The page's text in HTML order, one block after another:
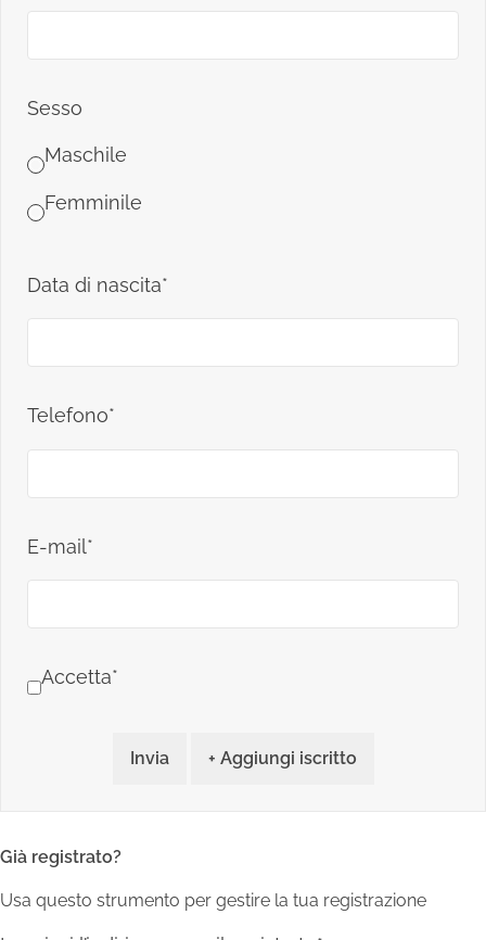
Sesso
Maschile
Femminile
Data di nascita*
Telefono*
E-mail*
Accetta*
Invia + Aggiungi iscritto
Già registrato?
Usa questo strumento per gestire la tua registrazione